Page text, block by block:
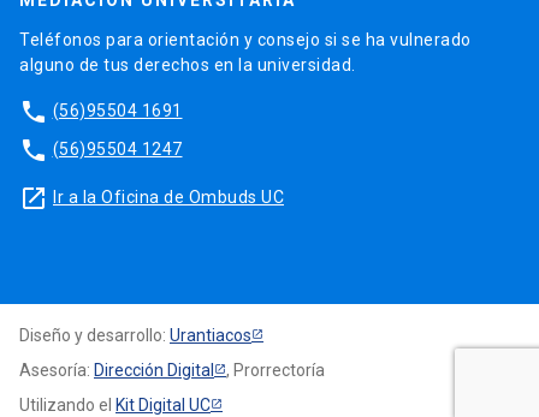
Teléfonos para orientación y consejo si se ha vulnerado
alguno de tus derechos en la universidad.
phone (56)95504 1691
phone (56)95504 1247
launch Ir a la Oficina de Ombuds UC
Diseño y desarrollo: Urantiacos
Asesoría: Dirección Digital
, Prorrectoría
Utilizando el Kit Digital UC